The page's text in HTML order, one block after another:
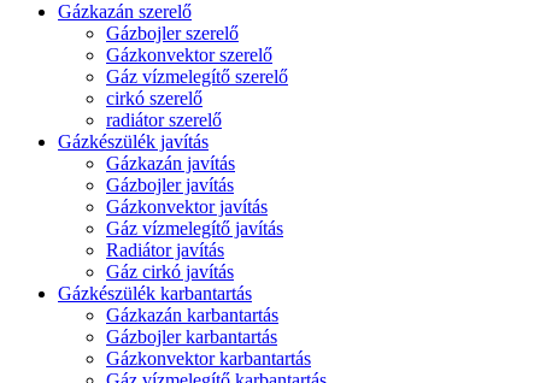
Gázkazán szerelő
Gázbojler szerelő
Gázkonvektor szerelő
Gáz vízmelegítő szerelő
cirkó szerelő
radiátor szerelő
Gázkészülék javítás
Gázkazán javítás
Gázbojler javítás
Gázkonvektor javítás
Gáz vízmelegítő javítás
Radiátor javítás
Gáz cirkó javítás
Gázkészülék karbantartás
Gázkazán karbantartás
Gázbojler karbantartás
Gázkonvektor karbantartás